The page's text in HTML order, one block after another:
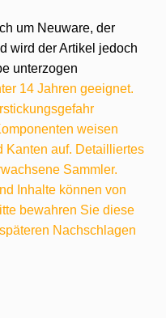
um Neuware, der
wird der Artikel jedoch
unterzogen
14 Jahren geeignet.
weisen
Kanten auf. Detailliertes
Sammler.
Inhalte können von
bewahren Sie diese
Nachschlagen